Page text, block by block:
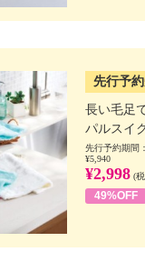
先行予
長い毛足
パルスイ
先行予約期間
¥5,940
¥2,998 (
49%OFF